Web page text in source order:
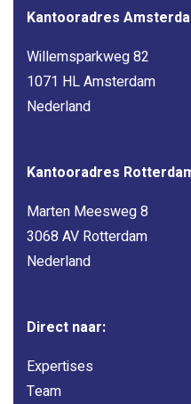
Kantooradres
Willemsparkweg 82
1071 HL Amsterdam
Nederland
Kantooradres
Marten Meesweg 8
3068 AV Rotterdam
Nederland
Direct naar:
Expertises
Team